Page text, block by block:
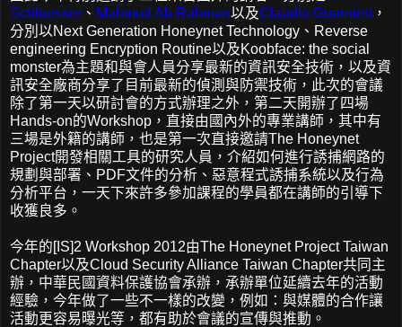
Schloesser 、 Mahmud Ab Rahman以及Claudio Guarnieri ，
分別以Next Generation Honeynet Technology、Reverse
engineering Encryption Routine以及Koobface: the social
monster為主題和與會人員分享最新的資訊安全技術，以及資
訊安全廠商分享了目前最新的偵測與防禦技術，此次的會議
除了第一天以研討會的方式辦理之外，第二天開辦了四場
Hands-on的Workshop，直接由國內外的專業講師，其中有
三場是外籍的講師，也是第一次直接邀請The Honeynet
Project開發相關工具的研究人員，介紹如何進行誘捕網路的
規劃與部署、PDF文件的分析、惡意程式誘捕系統以及行為
分析平台，一天下來許多參加課程的學員都在講師的引導下
收獲良多。
今年的[IS]2 Workshop 2012由The Honeynet Project Taiwan
Chapter以及Cloud Security Alliance Taiwan Chapter共同主
辦，中華民國資料保護協會承辦，承辦單位延續去年的活動
經驗，今年做了一些不一樣的改變，例如：與媒體的合作讓
活動更容易曝光等，都有助於會議的宣傳與推動。